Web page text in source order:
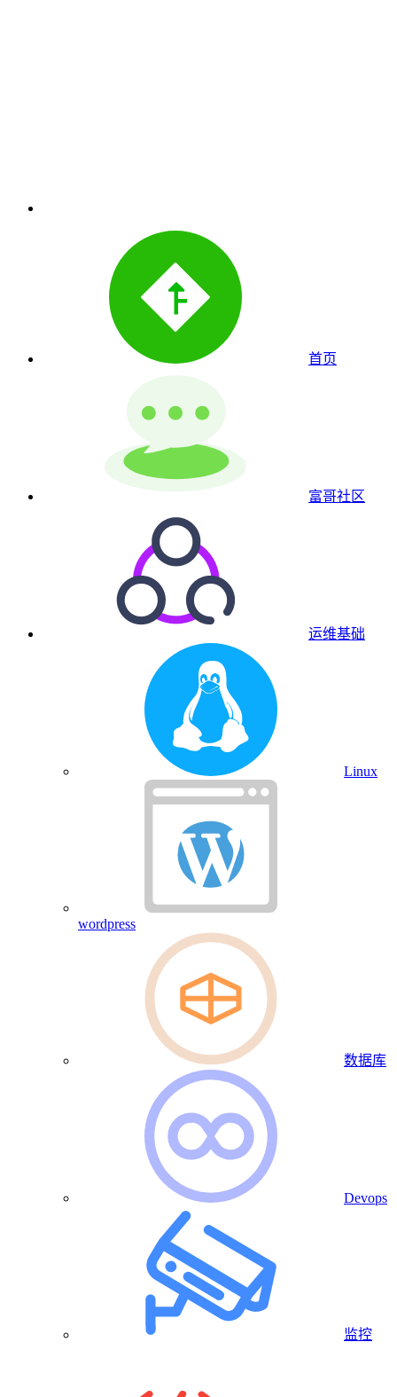
首页
富哥社区
运维基础
Linux
wordpress
数据库
Devops
监控